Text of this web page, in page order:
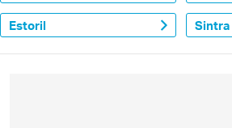
Estoril Sintra